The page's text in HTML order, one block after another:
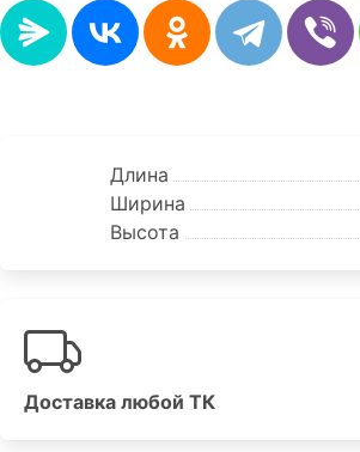
Длина
Ширина
Высота
Доставка любой ТК